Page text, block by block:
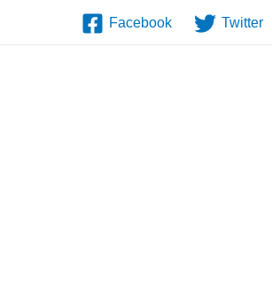
Facebook Twitter